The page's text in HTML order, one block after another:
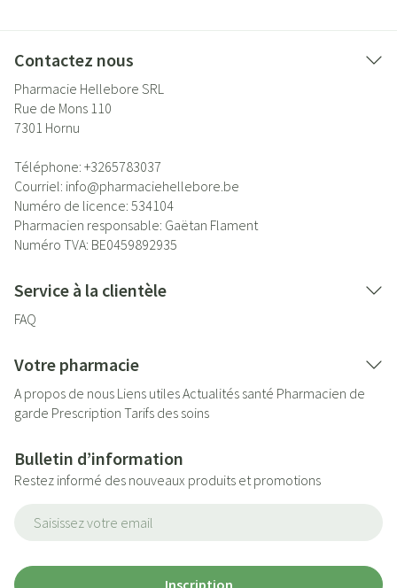
Contactez nous
Pharmacie Hellebore SRL
Rue de Mons 110
7301 Hornu
Téléphone: +3265783037
Courriel: info@pharmaciehellebore.be
Numéro de licence: 534104
Pharmacien responsable: Gaëtan Flament
Numéro TVA: BE0459892935
Service à la clientèle
FAQ
Votre pharmacie
A propos de nous Liens utilesActualités santé Pharmacien de
garde Prescription Tarifs des soins
Bulletin d’information
Restez informé des nouveaux produits et promotions
Inscription